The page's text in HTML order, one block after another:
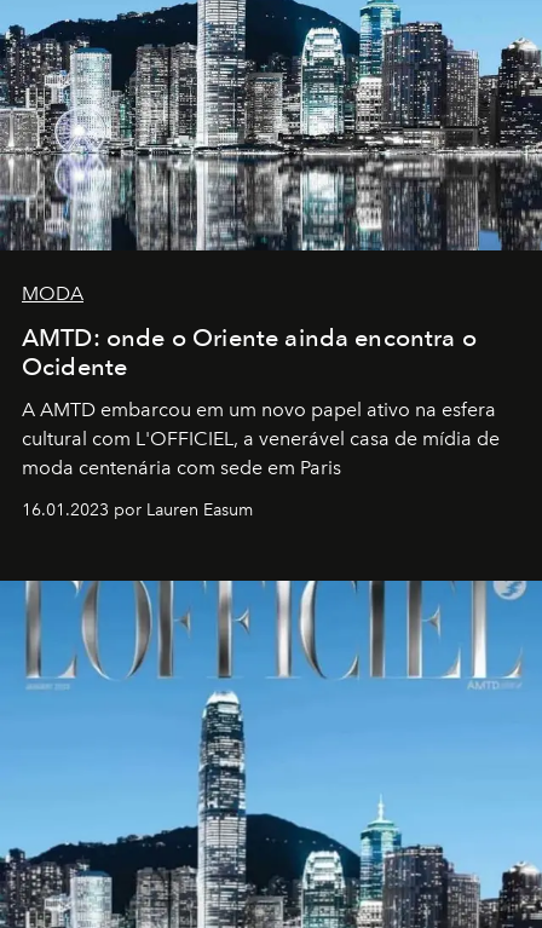
MODA
AMTD: onde o Oriente ainda encontra o
Ocidente
A AMTD embarcou em um novo papel ativo na esfera
cultural com L'OFFICIEL, a venerável casa de mídia de
moda centenária com sede em Paris
16.01.2023 por Lauren Easum